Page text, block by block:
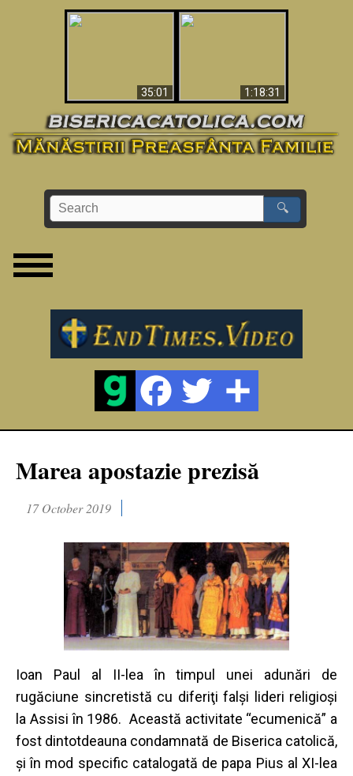
35:01
1:18:31
🔍
Marea apostazie prezisă
17 October 2019
Ioan Paul al II-lea în timpul unei adunări de
rugăciune sincretistă cu diferiţi falşi lideri religioşi
la Assisi în 1986. Această activitate “ecumenică” a
fost dintotdeauna condamnată de Biserica catolică,
şi în mod specific catalogată de papa Pius al XI-lea